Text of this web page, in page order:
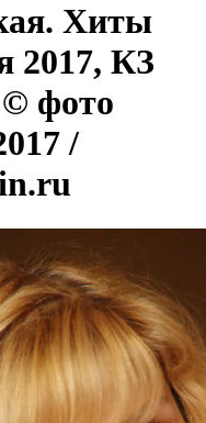
Хиты
2017, КЗ
фото
/